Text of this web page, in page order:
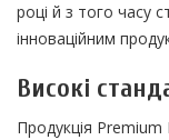
році й з того часу
інноваційним
Високі
Продукція